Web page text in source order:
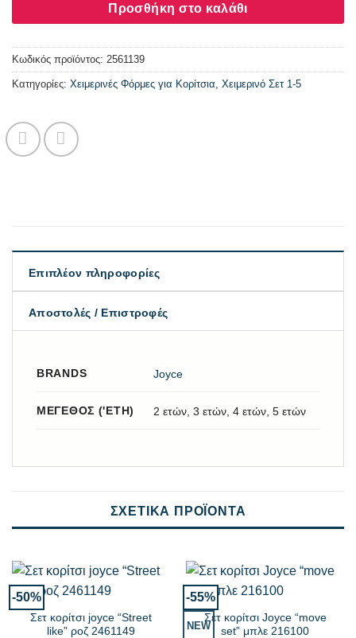
Προσθήκη στο καλάθι
Κωδικός προϊόντος: 2561139
Κατηγορίες: Χειμερινές Φόρμες για Κορίτσια Χειμερινό Σετ 1-5
Επιπλέον πληροφορίες
Αποστολές / Επιστροφές
BRANDS Joyce
ΜΈΓΕΘΟΣ ('ΕΤΗ) 2 ετών, 3 ετών, 4 ετών, 5 ετών
ΣΧΕΤΙΚΆ ΠΡΟΪΌΝΤΑ
-50%
Σετ κορίτσι joyce “Street
like” ροζ 2461149
-55%
NEW
Σετ κορίτσι Joyce “move
set” μπλε 216100